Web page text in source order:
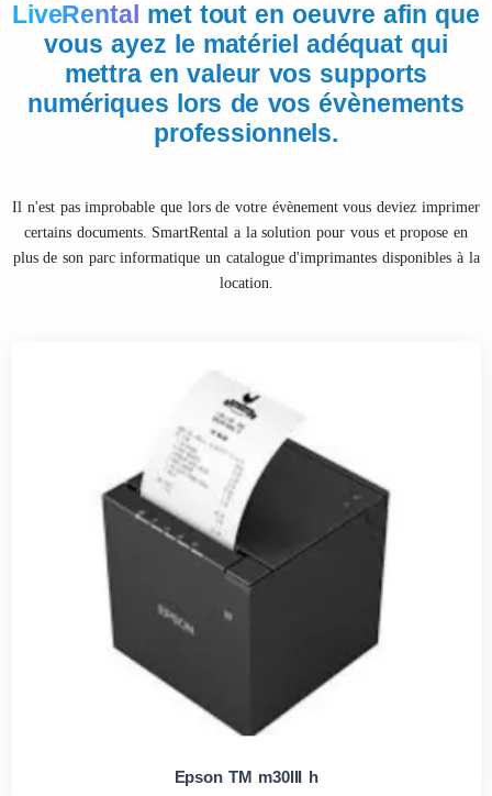
LiveRental met tout en oeuvre afin que
vous ayez le matériel adéquat qui
mettra en valeur vos supports
numériques lors de vos évènements
professionnels.
Il n'est pas improbable que lors de votre évènement vous deviez imprimer
certains documents. SmartRental a la solution pour vous et propose en
plus de son parc informatique un catalogue d'imprimantes disponibles à la
location.
Epson TM m30III h